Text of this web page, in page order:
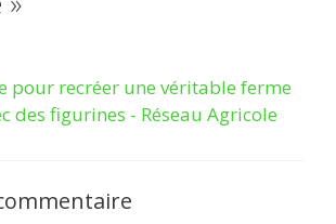
pour recréer une véritable ferme
des figurines - Réseau Agricole